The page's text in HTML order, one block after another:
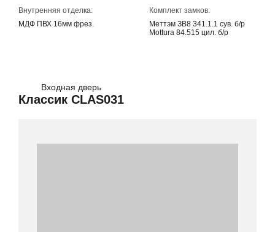
Внутренняя отделка:
МДФ ПВХ 16мм фрез.
Комплект замков:
Меттэм ЗВ8 341.1.1 сув. б/р
Mottura 84.515 цил. б/р
Входная дверь
Классик CLAS031